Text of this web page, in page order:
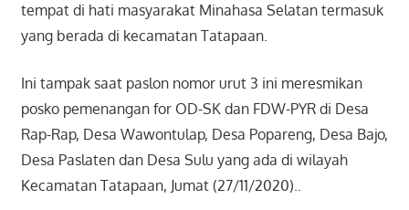
tempat di hati masyarakat Minahasa Selatan termasuk
yang berada di kecamatan Tatapaan.
Ini tampak saat paslon nomor urut 3 ini meresmikan
posko pemenangan for OD-SK dan FDW-PYR di Desa
Rap-Rap, Desa Wawontulap, Desa Popareng, Desa Bajo,
Desa Paslaten dan Desa Sulu yang ada di wilayah
Kecamatan Tatapaan, Jumat (27/11/2020)..